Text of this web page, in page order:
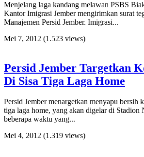
Menjelang laga kandang melawan PSBS
Kantor Imigrasi Jember mengirimkan surat
Manajemen Persid Jember. Imigrasi...
Mei 7, 2012 (1.523 views)
Persid Jember Targetkan
Di Sisa Tiga Laga Home
Persid Jember menargetkan menyapu bersih
tiga laga home, yang akan digelar di Stadion
beberapa waktu yang...
Mei 4, 2012 (1.319 views)